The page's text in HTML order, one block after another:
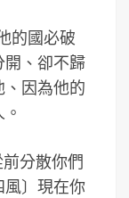
的國必破
開、卻不歸
因為他的
分散你們
風〕現在你